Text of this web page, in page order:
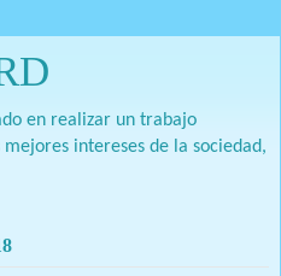
en realizar un trabajo
intereses de la sociedad,